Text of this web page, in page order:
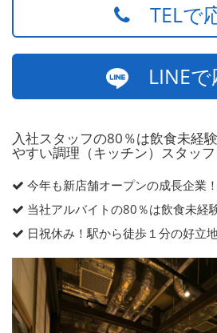
TELで
LINEで
入社スタッフの80％は飲食未経
やすい調理（キッチン）スタッフ
今年も新店舗オープンの成長企業！
当社アルバイトの80％は飲食未経
日祝休み！駅から徒歩１分の好立